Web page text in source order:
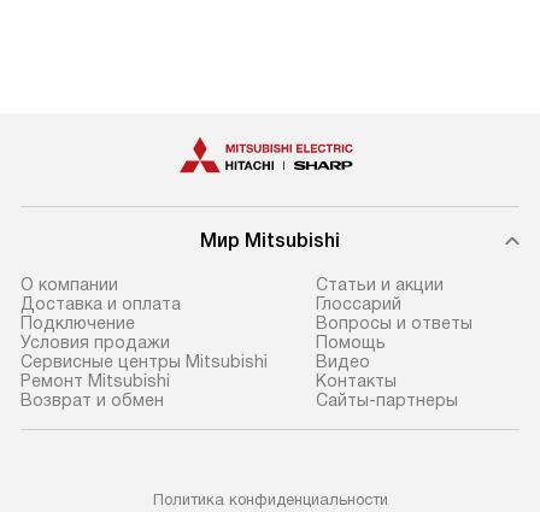
Мир Mitsubishi
О компании
Доставка и оплата
Подключение
Условия продажи
Сервисные центры Mitsubishi
Ремонт Mitsubishi
Возврат и обмен
Статьи и акции
Глоссарий
Вопросы и ответы
Помощь
Видео
Контакты
Сайты-партнеры
Политика конфиденциальности